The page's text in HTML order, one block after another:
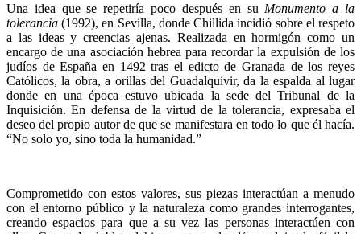
Una idea que se repetiría poco después en su Monumento a la
tolerancia(1992), en Sevilla, donde Chillida incidió sobre el respeto
a las ideas y creencias ajenas. Realizada en hormigón como un
encargo de una asociación hebrea para recordar la expulsión de los
judíos de España en 1492 tras el edicto de Granada de los reyes
Católicos, la obra, a orillas del Guadalquivir, da la espalda al lugar
donde en una época estuvo ubicada la sede del Tribunal de la
Inquisición. En defensa de la virtud de la tolerancia, expresaba el
deseo del propio autor de que se manifestara en todo lo que él hacía.
“No solo yo, sino toda la humanidad.”
Comprometido con estos valores, sus piezas interactúan a menudo
con el entorno público y la naturaleza como grandes interrogantes,
creando espacios para que a su vez las personas interactúen con